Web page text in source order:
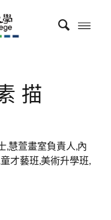
描
,慧萱畫室負責人,內
才藝班,美術升學班,